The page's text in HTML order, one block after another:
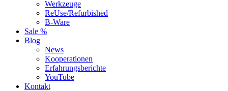
Werkzeuge
ReUse/Refurbished
B-Ware
Sale %
Blog
News
Kooperationen
Erfahrungsberichte
YouTube
Kontakt